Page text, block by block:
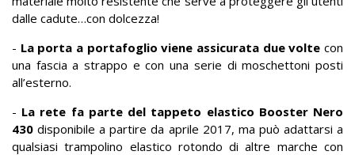
dalle cadute…con dolcezza!
- La porta a portafoglio viene assicurata due voltecon
una fascia a strappo e con una serie di moschettoni posti
all’esterno.
- La rete fa parte del tappeto elastico Booster Nero
430disponibile a partire da aprile 2017, ma può adattarsi a
qualsiasi trampolino elastico rotondo di altre marche con